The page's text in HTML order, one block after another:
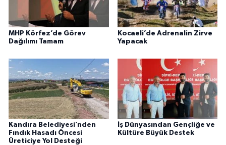
MHP Körfez’de Görev
Dağılımı Tamam
Kocaeli’de Adrenalin Zirve
Yapacak
Kandıra Belediyesi’nden
Fındık Hasadı Öncesi
Üreticiye Yol Desteği
İş Dünyasından Gençliğe ve
Kültüre Büyük Destek